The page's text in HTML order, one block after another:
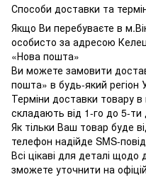
Способи доставки та
Якщо Ви перебуваєте в
особисто за адресою
«Нова пошта»
Ви можете замовити
пошта» в будь-який регіон
Терміни доставки товару
складають від 1-го до 5-ти
Як тільки Ваш товар буде
телефон надійде SMS-
Всі цікаві для деталі
зможете уточнити на